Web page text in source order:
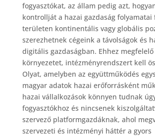
fogyasztókat, az állam pedig azt,
kontrollját a hazai gazdaság folyamatai
területen kontinentális vagy globális
szerezhetnek cégeink a távolságok és
digitális gazdaságban. Ehhez
környezetet, intézményrendszert kell
Olyat, amelyben az együttműködés
magyar adatok hazai erőforrásként
hazai vállalkozások könnyen tudnak
fogyasztókhoz és nincsenek
szervező platformgazdáknak, ahol
szervezeti és intézményi háttér a gyors